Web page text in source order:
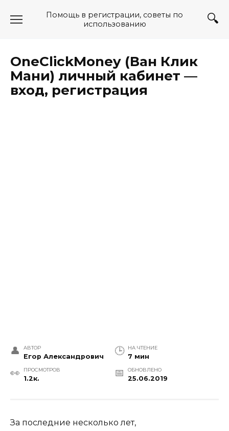
Помощь в регистрации, советы по
использованию
OneClickMoney (Ван Клик
Мани) личный кабинет —
вход, регистрация
АВТОР
Егор Александрович
НА ЧТЕНИЕ
7 мин
ПРОСМОТРОВ
1.2к.
ОБНОВЛЕНО
25.06.2019
За последние несколько лет,